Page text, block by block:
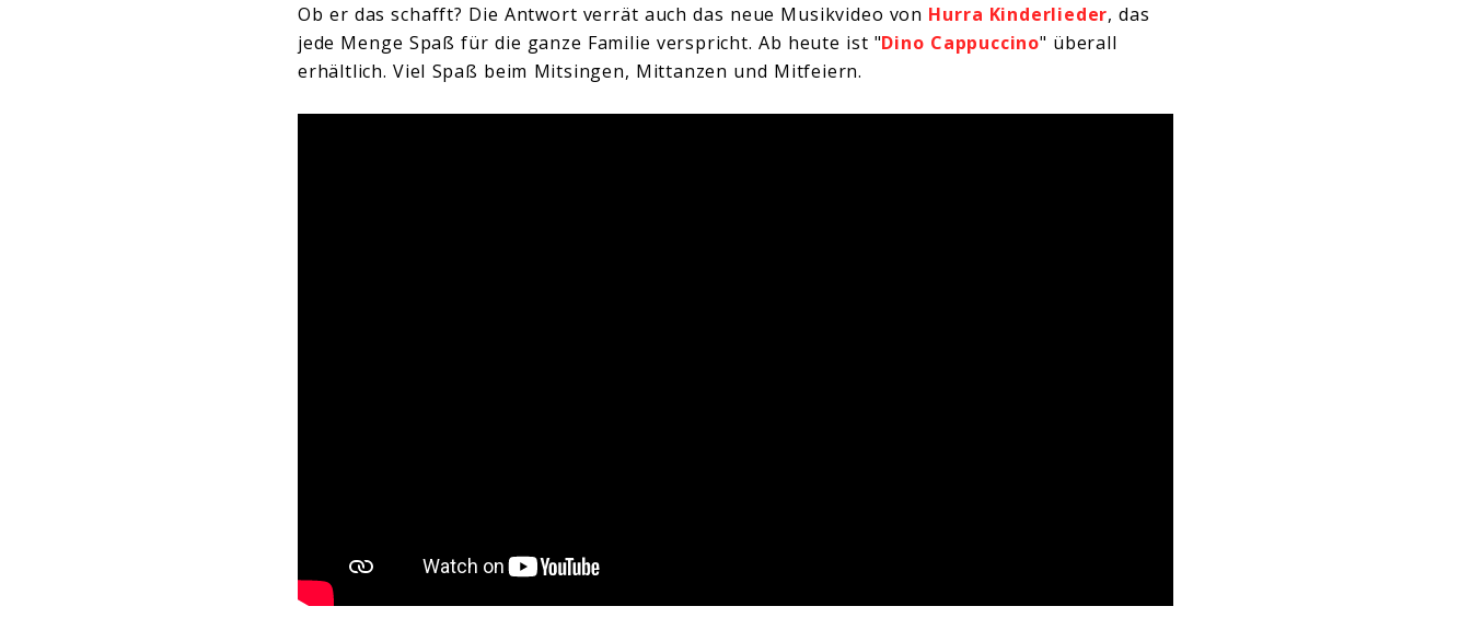
Ob er das schafft? Die Antwort verrät auch das neue Musikvideo von Hurra Kinderlieder, das
jede Menge Spaß für die ganze Familie verspricht. Ab heute ist "Dino Cappuccino" überall
erhältlich. Viel Spaß beim Mitsingen, Mittanzen und Mitfeiern.